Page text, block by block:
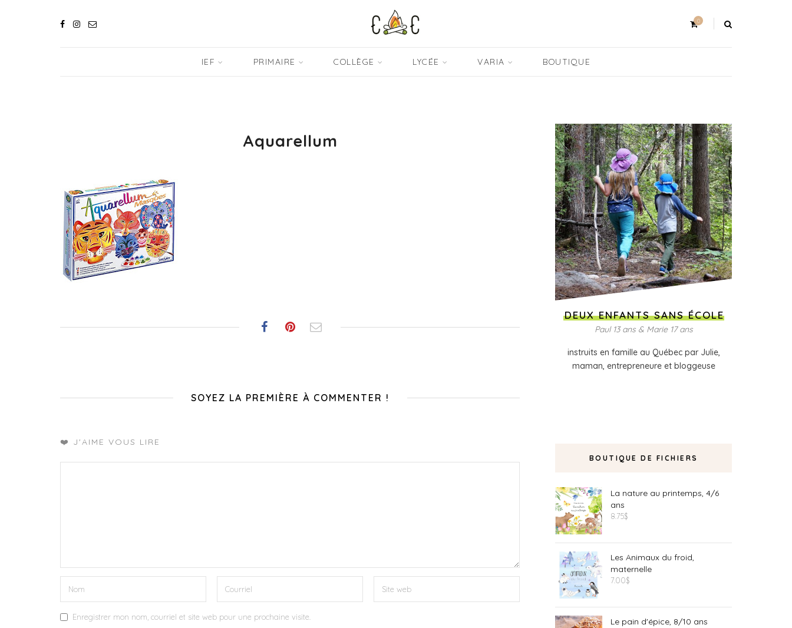
0
IEF PRIMAIRE COLLÈGE LYCÉE VARIA BOUTIQUE
Aquarellum
SOYEZ LA PREMIÈRE À COMMENTER !
❤️ J'AIME VOUS LIRE
Enregistrer mon nom, courriel et site web pour une prochaine visite.
DEUX ENFANTS SANS ÉCOLE
Paul 13 ans & Marie 17 ans
instruits en famille au Québec par Julie,
maman, entrepreneure et bloggeuse
BOUTIQUE DE FICHIERS
La nature au printemps, 4/6
ans
8.75$
Les Animaux du froid,
maternelle
7.00$
Le pain d'épice, 8/10 ans